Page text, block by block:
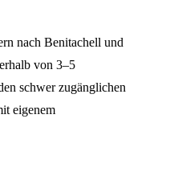
nach Benitachell und
von 3–5
schwer zugänglichen
eigenem